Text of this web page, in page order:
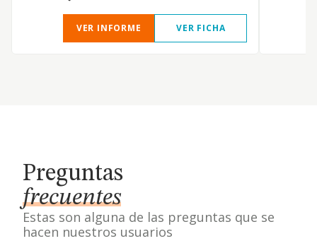
VER INFORME VER FICHA
Preguntas
frecuentes
Estas son alguna de las preguntas que se
hacen nuestros usuarios